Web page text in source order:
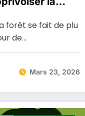
forêt se fait de plu
de…
Mars 23, 2026